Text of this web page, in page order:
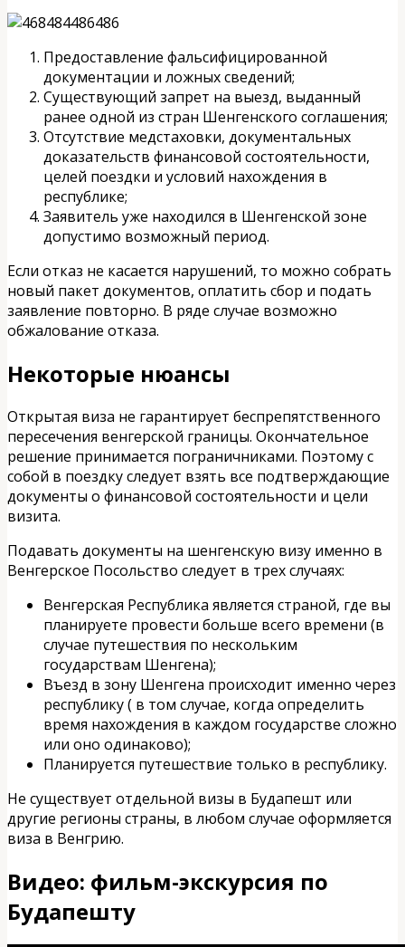
Предоставление фальсифицированной
документации и ложных сведений;
Существующий запрет на выезд, выданный
ранее одной из стран Шенгенского соглашения;
Отсутствие медстаховки, документальных
доказательств финансовой состоятельности,
целей поездки и условий нахождения в
республике;
Заявитель уже находился в Шенгенской зоне
допустимо возможный период.
Если отказ не касается нарушений, то можно собрать
новый пакет документов, оплатить сбор и подать
заявление повторно. В ряде случае возможно
обжалование отказа.
Некоторые нюансы
Открытая виза не гарантирует беспрепятственного
пересечения венгерской границы. Окончательное
решение принимается пограничниками. Поэтому с
собой в поездку следует взять все подтверждающие
документы о финансовой состоятельности и цели
визита.
Подавать документы на шенгенскую визу именно в
Венгерское Посольство следует в трех случаях:
Венгерская Республика является страной, где вы
планируете провести больше всего времени (в
случае путешествия по нескольким
государствам Шенгена);
Въезд в зону Шенгена происходит именно через
республику ( в том случае, когда определить
время нахождения в каждом государстве сложно
или оно одинаково);
Планируется путешествие только в республику.
Не существует отдельной визы в Будапешт или
другие регионы страны, в любом случае оформляется
виза в Венгрию.
Видео: фильм-экскурсия по
Будапешту